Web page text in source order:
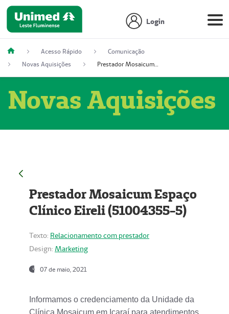
Login
Acesso Rápido
Comunicação
Novas Aquisições
Prestador Mosaicum Espaço Clínico Eireli (51004355-5)
Novas Aquisições
Prestador Mosaicum Espaço
Clínico Eireli (51004355-5)
Texto: Relacionamento com prestador
Design: Marketing
07 de maio, 2021
Informamos o credenciamento da Unidade da